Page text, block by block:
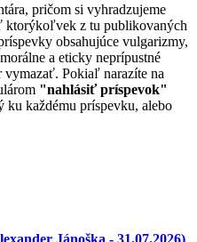
pričom si vyhradzujeme
ktorýkoľvek z tu publikovaných
obsahujúce vulgarizmy,
a eticky neprípustné
vymazať. Pokiaľ narazíte na
"nahlásiť príspevok"
ku každému príspevku, alebo
Jánoška - 31.07.2026)